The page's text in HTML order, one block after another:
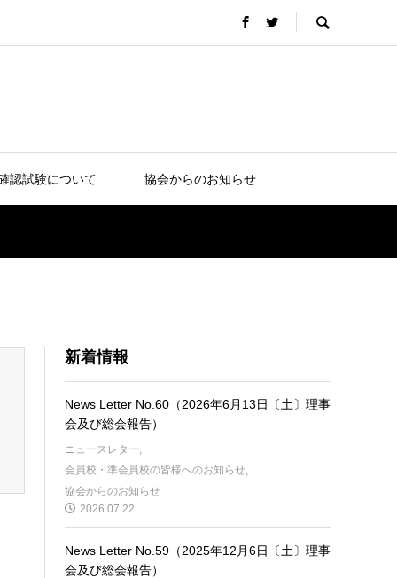
認試験について 協会からのお知らせ
新着情報
News Letter No.60（2026年6月13日〔土〕理事
会及び総会報告）
ニュースレター
会員校・準会員校の皆様へのお知らせ
協会からのお知らせ
2026.07.22
News Letter No.59（2025年12月6日〔土〕理事
会及び総会報告）